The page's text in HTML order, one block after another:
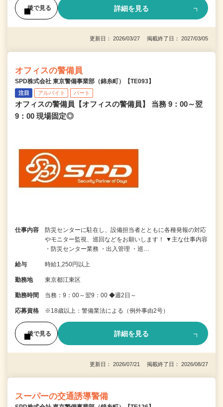
後で見る 詳細を見る
更新日： 2026/03/27 掲載終了日： 2027/03/05
オフィスの警備員
SPD株式会社 東京警備事業部（錦糸町）【TE093】
注目 アルバイト パート
オフィスの警備員【オフィスの警備員】 当務 9：00～翌
9：00 現場固定◎
仕事内容
防災センターに駐在し、設備担当者とともに各種発報の対応
やモニター監視、巡回などをお願いします！ ▼主な仕事内容
・防災センター業務 ・出入管理 ・巡…
給与 時給1,250円以上
勤務地 東京都江東区
勤務時間 当務：9：00～翌9：00 ◆週2日～
応募資格 ※18歳以上：警備業法による（例外事由2号）
後で見る 詳細を見る
更新日： 2026/07/21 掲載終了日： 2026/08/27
スーパーの交通誘導警備